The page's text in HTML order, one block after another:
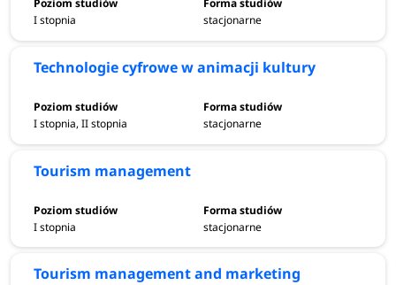
I stopnia stacjonarne
Technologie cyfrowe w animacji kultury
I stopnia, II stopnia stacjonarne
Tourism management
I stopnia stacjonarne
Tourism management and marketing